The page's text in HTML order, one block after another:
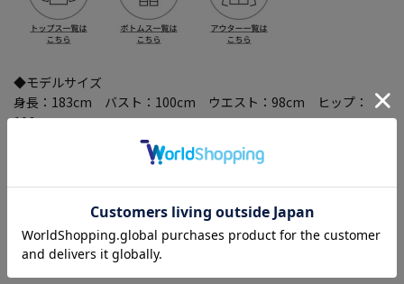
◆モデルサイズ
身長：183cm バスト：100cm ウエスト：98cm ヒップ：
106cm